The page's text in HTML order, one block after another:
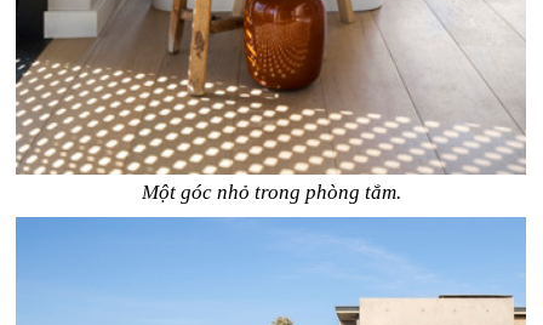
Một góc nhỏ trong phòng tắm.